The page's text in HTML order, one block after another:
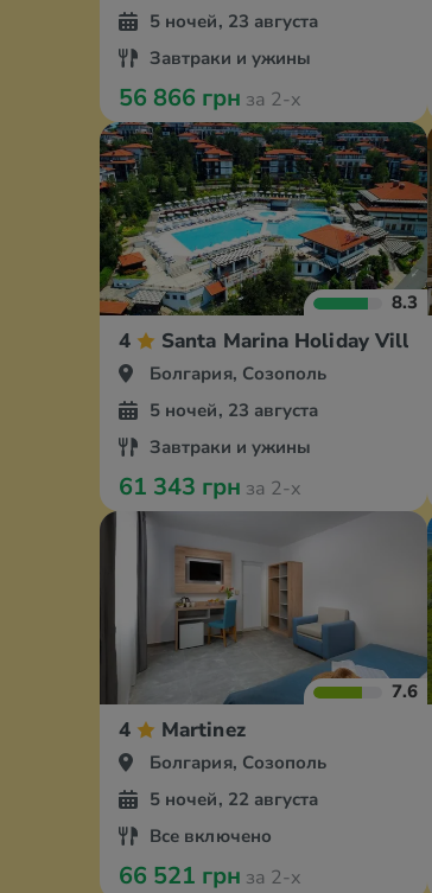
5 ночей, 23 августа
Завтраки и ужины
56 866 грн за 2-х
8.3
4 Santa Marina Holiday Village
Болгария, Созополь
5 ночей, 23 августа
Завтраки и ужины
61 343 грн за 2-х
7.6
4 Martinez
Болгария, Созополь
5 ночей, 22 августа
Все включено
66 521 грн за 2-х